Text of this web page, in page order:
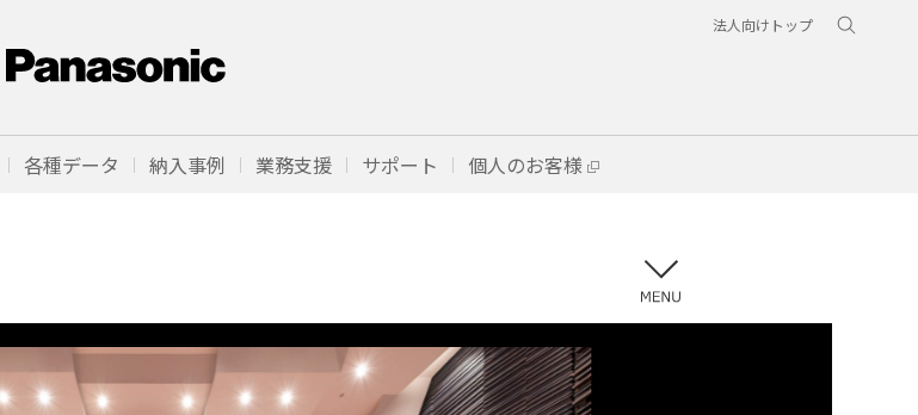
法人向けトップ
各種データ 納入事例 業務支援 サポート 個人のお客様